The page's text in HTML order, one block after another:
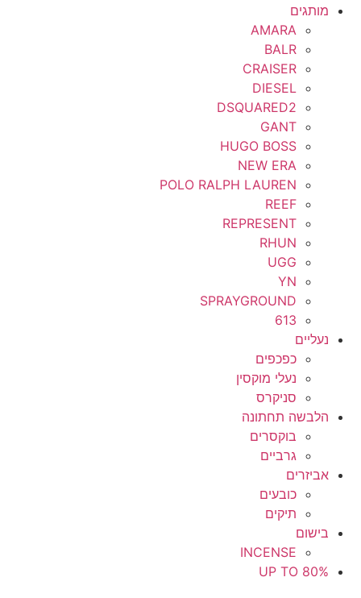
מותגים
AMARA
BALR
CRAISER
DIESEL
DSQUARED2
GANT
HUGO BOSS
NEW ERA
POLO RALPH LAUREN
REEF
REPRESENT
RHUN
UGG
YN
SPRAYGROUND
613
נעליים
כפכפים
נעלי מוקסין
סניקרס
הלבשה תחתונה
בוקסרים
גרביים
אביזרים
כובעים
תיקים
בישום
INCENSE
UP TO 80%